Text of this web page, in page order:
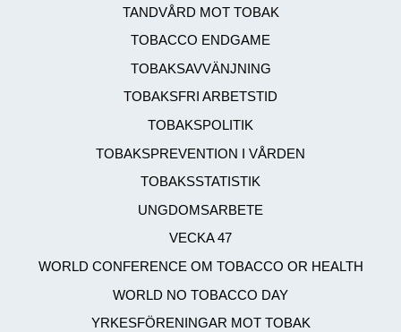
TANDVÅRD MOT TOBAK
TOBACCO ENDGAME
TOBAKSAVVÄNJNING
TOBAKSFRI ARBETSTID
TOBAKSPOLITIK
TOBAKSPREVENTION I VÅRDEN
TOBAKSSTATISTIK
UNGDOMSARBETE
VECKA 47
WORLD CONFERENCE OM TOBACCO OR HEALTH
WORLD NO TOBACCO DAY
YRKESFÖRENINGAR MOT TOBAK